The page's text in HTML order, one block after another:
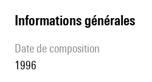
informations générales
date de composition
1996